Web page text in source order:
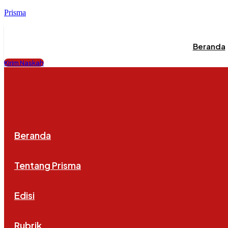
Prisma
Beranda
Kirim Naskah
Beranda
Tentang Prisma
Edisi
Rubrik